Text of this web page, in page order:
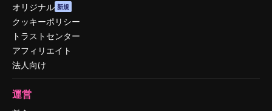
オリジナル 新規
クッキーポリシー
トラストセンター
アフィリエイト
法人向け
運営